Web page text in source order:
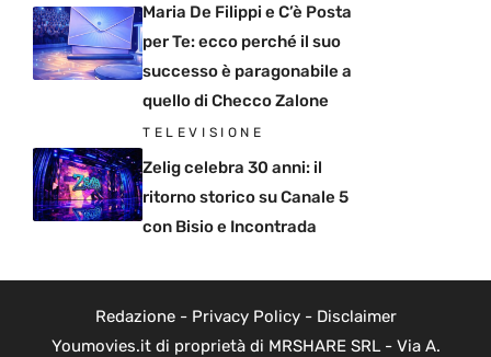
Maria De Filippi e C’è Posta
per Te: ecco perché il suo
successo è paragonabile a
quello di Checco Zalone
TELEVISIONE
Zelig celebra 30 anni: il
ritorno storico su Canale 5
con Bisio e Incontrada
Redazione- Privacy Policy- Disclaimer
Youmovies.it di proprietà di MRSHARE SRL - Via A.